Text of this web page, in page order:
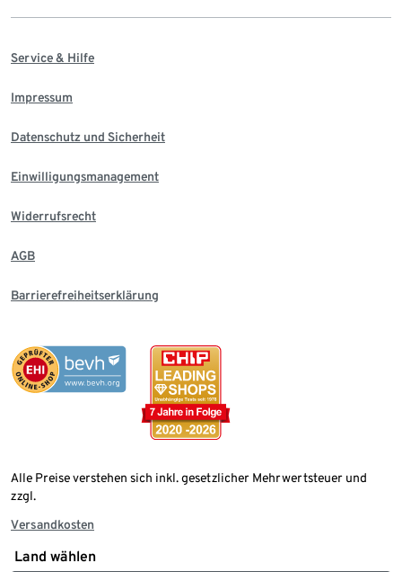
Service & Hilfe
Impressum
Datenschutz und Sicherheit
Einwilligungsmanagement
Widerrufsrecht
AGB
Barrierefreiheitserklärung
Alle Preise verstehen sich inkl. gesetzlicher Mehrwertsteuer und
zzgl.
Versandkosten
Land wählen